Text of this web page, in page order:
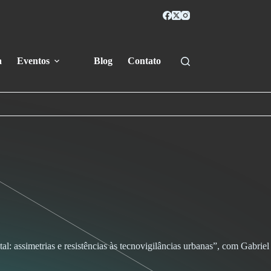
Eventos Blog Contato
assimetrias e resistências às tecnovigilâncias urbanas”, com Gabriel